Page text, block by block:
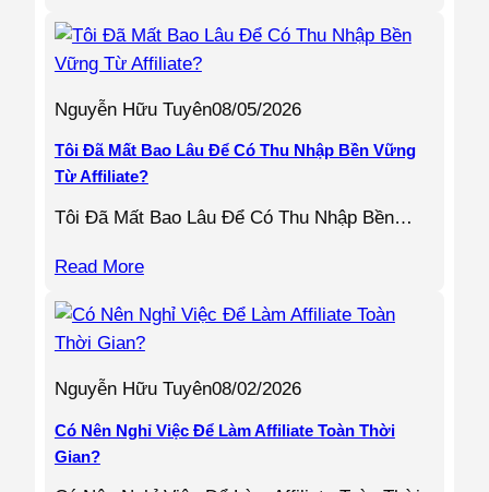
Nguyễn Hữu Tuyên08/05/2026
Tôi Đã Mất Bao Lâu Để Có Thu Nhập Bền Vững
Từ Affiliate?
Tôi Đã Mất Bao Lâu Để Có Thu Nhập Bền…
Read More
Nguyễn Hữu Tuyên08/02/2026
Có Nên Nghỉ Việc Để Làm Affiliate Toàn Thời
Gian?